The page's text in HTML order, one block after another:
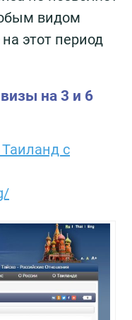
видом
этот период
на 3 и 6
с